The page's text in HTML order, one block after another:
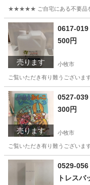
★★★★★ ご自宅にある不要品を
愛知 小牧市
売ります
0617-
500円
小牧市
ご覧いただき有り難うござい
愛知 小牧市
売ります
0527-039
300円
小牧市
ご覧いただき有り難うござい
愛知 小牧市
0529-056
トレスバ